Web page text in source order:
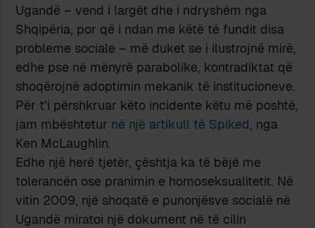
Ugandë – vend i largët dhe i ndryshëm nga
Shqipëria, por që i ndan me këtë të fundit disa
probleme sociale – më duket se i ilustrojnë mirë,
edhe pse në mënyrë parabolike, kontradiktat që
shoqërojnë adoptimin mekanik të institucioneve.
Për t’i përshkruar këto incidente këtu më poshtë,
jam mbështetur në një artikull të Spiked, nga
Ken McLaughlin.
Edhe një herë tjetër, çështja ka të bëjë me
tolerancën ose pranimin e homoseksualitetit. Në
vitin 2009, një shoqatë e punonjësve socialë në
Ugandë miratoi një dokument në të cilin